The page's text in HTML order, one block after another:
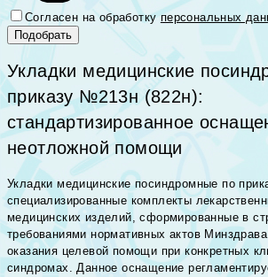
Согласен на обработкуперсональных
Укладки медицинские
приказу №213н (822н):
стандартизированное
неотложной помощи
Укладки медицинские посиндромные по
специализированные комплекты
медицинских изделий, сформированные в
требованиями нормативных актов
оказания целевой помощи при конкретных
синдромах. Данное оснащение